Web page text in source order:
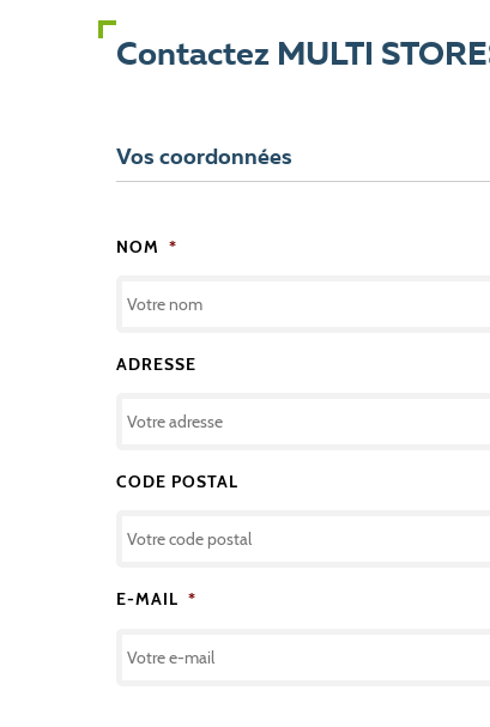
Contactez MULTI
Vos coordonnées
NOM *
ADRESSE
CODE POSTAL
E-MAIL *